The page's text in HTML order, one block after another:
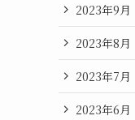
2023年9月
2023年8月
2023年7月
2023年6月